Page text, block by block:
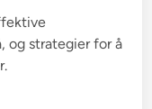
og strategier for å